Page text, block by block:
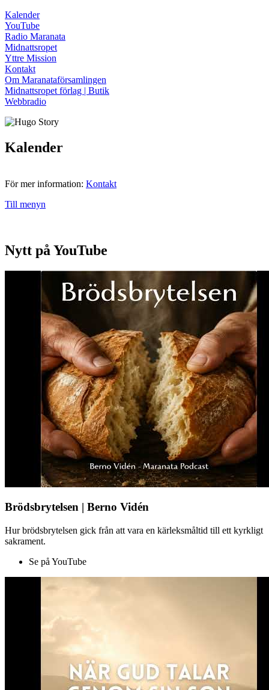
Kalender
YouTube
Radio Maranata
Midnattsropet
Yttre Mission
Kontakt
Om Maranataförsamlingen
Midnattsropet förlag | Butik
Webbradio
Kalender
För mer information: Kontakt
Till menyn
Nytt på YouTube
Brödsbrytelsen | Berno Vidén
Hur brödsbrytelsen gick från att vara en kärleksmåltid till ett kyrkligt
sakrament.
Se på YouTube